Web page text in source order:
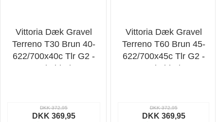
Vittoria Dæk Gravel
Terreno T30 Brun 40-
622/700x40c Tlr G2 -
Cykeldæk
DKK 372,95
DKK 369,95
Vittoria Dæk Gravel
Terreno T60 Brun 45-
622/700x45c Tlr G2 -
Cykeldæk
DKK 372,95
DKK 369,95